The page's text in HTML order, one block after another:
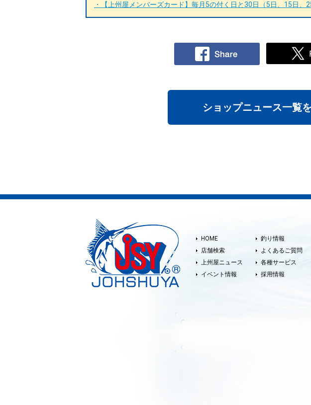
・【上州屋メンバーズカード】毎月5の付く日と30日（5日、15日、
ショップニュース一覧
HOME
店舗検索
上州屋ニュース
イベント情報
釣り情報
よくあるご質問
各種サービス
採用情報